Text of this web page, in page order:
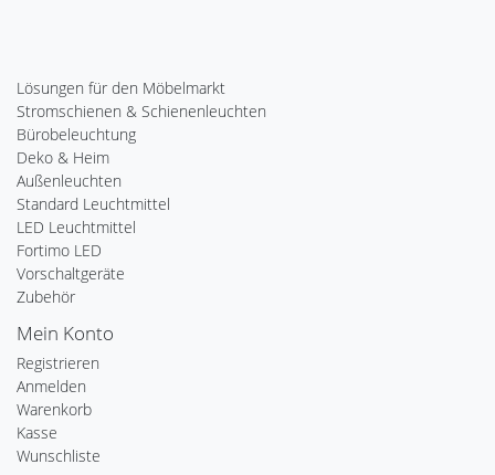
Lösungen für den Möbelmarkt
Stromschienen & Schienenleuchten
Bürobeleuchtung
Deko & Heim
Außenleuchten
Standard Leuchtmittel
LED Leuchtmittel
Fortimo LED
Vorschaltgeräte
Zubehör
Mein Konto
Registrieren
Anmelden
Warenkorb
Kasse
Wunschliste